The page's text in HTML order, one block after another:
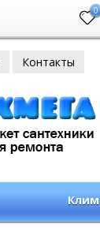
0
Контакты